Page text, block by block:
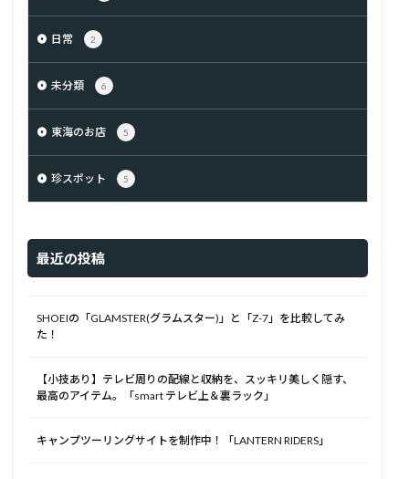
日常 2
未分類 6
東海のお店 5
珍スポット 5
最近の投稿
SHOEIの「GLAMSTER(グラムスター)」と「Z-7」を比較してみ
た！
【小技あり】テレビ周りの配線と収納を、スッキリ美しく隠す、
最高のアイテム。「smart テレビ上＆裏ラック」
キャンプツーリングサイトを制作中！「LANTERN RIDERS」